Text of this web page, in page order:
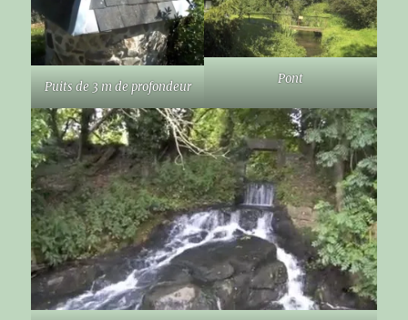
Puits de 3 m de profondeur
Pont